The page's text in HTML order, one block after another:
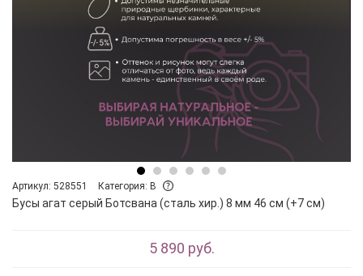
Артикул: 528551 Категория: B
Бусы агат серый Ботсвана (сталь хир.) 8 мм 46 см (+7 см)
5 890 руб.